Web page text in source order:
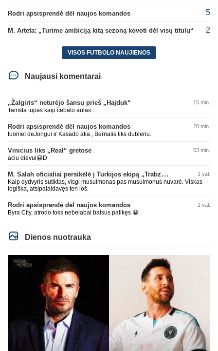
Rodri apsisprendė dėl naujos komandos 5
M. Arteta: „Turime ambiciją kitą sezoną kovoti dėl visų titulų“ 2
VISOS FUTBOLO NAUJIENOS
Naujausi komentarai
„Žalgiris“ neturėjo šansų prieš „Hajduk“ 15 min.
Tamsta tūpas kaip čebato aulas...
Rodri apsisprendė dėl naujos komandos 28 min.
tuomet deJongui ir Kasado atia , Bernalis liks dubleriu.
Vinicius liks „Real“ gretose 53 min.
aciu dievui😀D
M. Salah oficialiai persikėlė į Turkijos ekipą „Trabzonspor“ 1 val.
Kaip dydvyris sutiktas, visgi musulmonas pas musulmonus nuvarė. Viskas
logiška, atsipalaidavęs ten loš.
Rodri apsisprendė dėl naujos komandos 1 val.
Byra City, atrodo toks nebelabai baisus palikęs 😀
Dienos nuotrauka